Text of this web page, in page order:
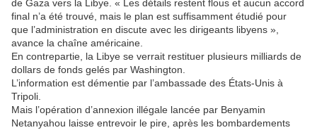
de Gaza vers la Libye. « Les détails restent flous et aucun accord
final n’a été trouvé, mais le plan est suffisamment étudié pour
que l’administration en discute avec les dirigeants libyens »,
avance la chaîne américaine.
En contrepartie, la Libye se verrait restituer plusieurs milliards de
dollars de fonds gelés par Washington.
L’information est démentie par l’ambassade des États-Unis à
Tripoli.
Mais l’opération d’annexion illégale lancée par Benyamin
Netanyahou laisse entrevoir le pire, après les bombardements